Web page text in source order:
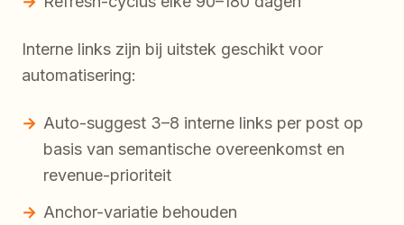
Interne links zijn bij uitstek geschikt voor
automatisering:
Auto-suggest 3–8 interne links per post op
basis van semantische overeenkomst en
revenue-prioriteit
Anchor-variatie behouden